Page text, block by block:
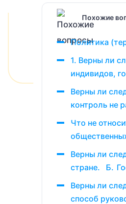
Похожие
Политика
1. Верны ли
индивидов,
Верны ли
контроль не
Что не
Верны ли
стране. Б.
Верны ли
способ